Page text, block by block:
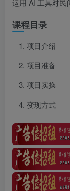
运用 AI 工具对民
课程目录
项目介绍
项目准备
项目实操
变现方式